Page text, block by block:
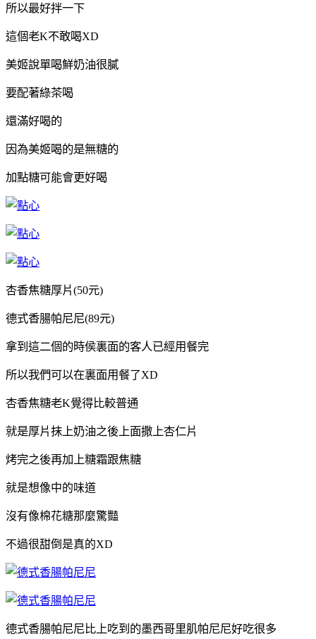
所以最好拌一下
這個老K不敢喝XD
美姬說單喝鮮奶油很膩
要配著綠茶喝
還滿好喝的
因為美姬喝的是無糖的
加點糖可能會更好喝
杏香焦糖厚片(50元)
德式香腸帕尼尼(89元)
拿到這二個的時侯裏面的客人已經用餐完
所以我們可以在裏面用餐了XD
杏香焦糖老K覺得比較普通
就是厚片抹上奶油之後上面撒上杏仁片
烤完之後再加上糖霜跟焦糖
就是想像中的味道
沒有像棉花糖那麼驚豔
不過很甜倒是真的XD
德式香腸帕尼尼比上吃到的墨西哥里肌帕尼尼好吃很多